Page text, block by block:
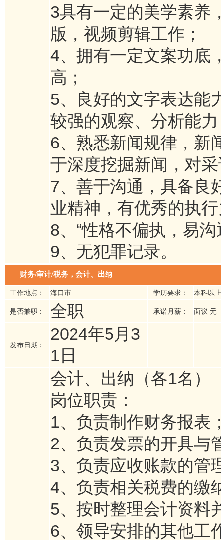
3具有一定的美学素养
版，视频剪辑工作；
4、拥有一定文案功底
高；
5、良好的文字表达能
较强的观察、分析能
6、熟悉新闻规律，新
于深度挖掘新闻，对
7、善于沟通，具备良
业精神，有优秀的执
8、“性格不偏执，易沟
9、无犯罪记录。
财务/审计/税务，会计、出纳
工作地点： 海口市 学历要求： 本科以上
是否兼职： 全职 承诺月薪： 面议 元
发布日期：
2024年5月3
1日
会计、出纳（各1名）
岗位职责：
1、负责制作财务报表
2、负责发票的开具与
3、负责应收账款的管
4、负责相关税费的缴
5、按时整理会计资料
6、领导安排的其他工